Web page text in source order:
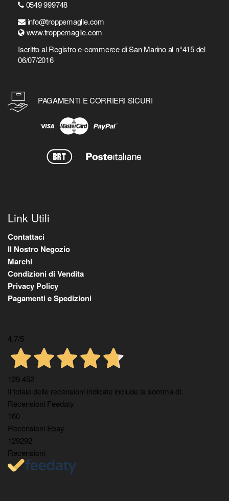
0549 999748
info@troppemaglie.com
www.troppemaglie.com
Iscritto al Registro e-commerce di San Marino al n°415 del
06/07/2016
PAGAMENTI E CORRIERI SICURI
Link Utili
Contattaci
Il Nostro Negozio
Marchi
Condizioni di Vendita
Privacy Policy
Pagamenti e Spedizioni
4,7/5
129.452
Il totale delle recensioni indicate include la somma di:
Recensioni Feedaty
160
Recensioni Ebay
129292
Recensioni